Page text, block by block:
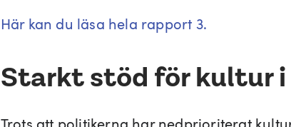
Här kan du läsa hela rapport 3.
Starkt stöd för kultur